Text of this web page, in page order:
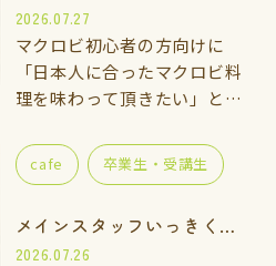
2026.07.27
マクロビ初心者の方向けに
「日本人に合ったマクロビ料
理を味わって頂きたい」と思
た。 一緒に手を動かしなが
ら「玄米ご飯、ごま塩、重ね
てみませんか…
メインスタッフいっきくんのご紹介
2026.07.26
cafe 卒業生・受講生